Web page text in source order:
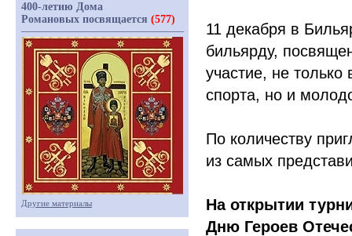
11 декабря в
бильярду,
участие, не
спорта, но и
По количеству
из самых
На открытии
Дню Героев
400-летию Дома
Романовых посвящается (577)
Другие материалы